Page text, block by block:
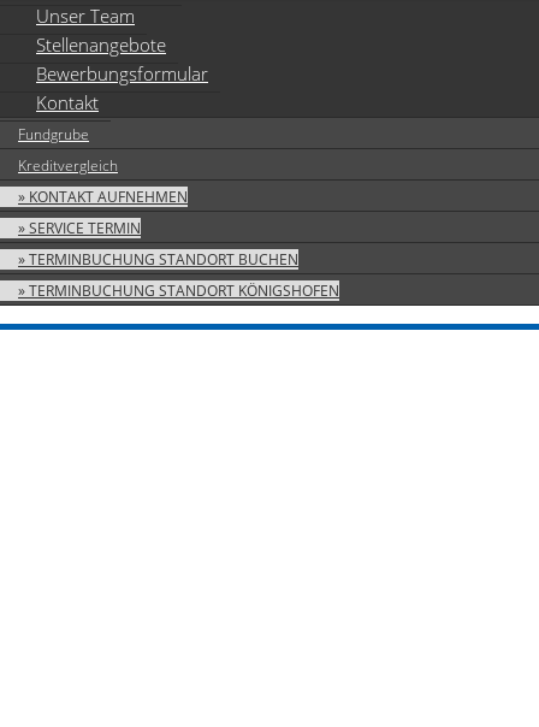
Unser Team
Stellenangebote
Bewerbungsformular
Kontakt
Fundgrube
Kreditvergleich
» KONTAKT AUFNEHMEN
» SERVICE TERMIN
» TERMINBUCHUNG STANDORT BUCHEN
» TERMINBUCHUNG STANDORT KÖNIGSHOFEN